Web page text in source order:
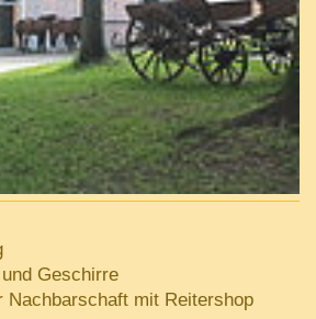
und Geschirre
Nachbarschaft mit Reitershop